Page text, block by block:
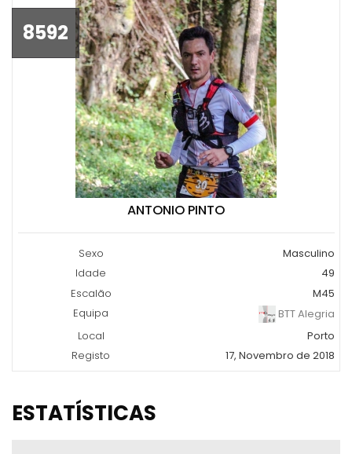
8592
ANTONIO PINTO
Sexo
Masculino
Idade
49
Escalão
M45
Equipa
BTT Alegria
Local
Porto
Registo
17, Novembro de 2018
ESTATÍSTICAS